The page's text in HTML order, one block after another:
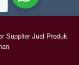
Supplier Jual Produk